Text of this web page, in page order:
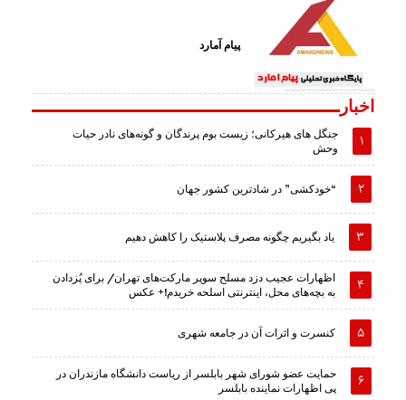
پیام آمارد
اخبار
جنگل های هیرکانی؛ زیست بوم پرندگان و گونه‌های نادر حیات
وحش
“خودکشی” در شادترین کشور جهان
یاد بگیریم چگونه مصرف پلاستیک را کاهش دهیم
اظهارات عجیب دزد مسلح سوپر مارکت‌های تهران/ برای پُزدادن
به بچه‌های محل، اینترنتی اسلحه خریدم!+ عکس
کنسرت و اثرات آن در جامعه شهری
حمایت عضو شورای شهر بابلسر از ریاست دانشگاه مازندران در
پی اظهارات نماینده بابلسر